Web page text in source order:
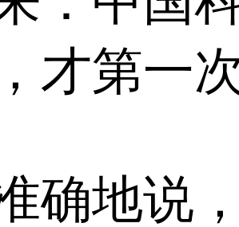
才第一
地说，